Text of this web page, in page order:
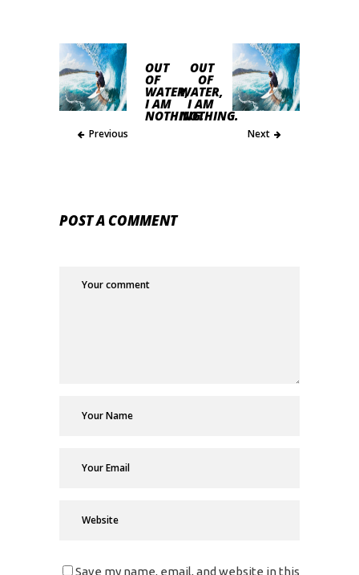
OUT
OF
WATER,
I AM
NOTHING.
Previous
OUT
OF
WATER,
I AM
NOTHING.
Next
POST A COMMENT
Save my name, email, and website in this